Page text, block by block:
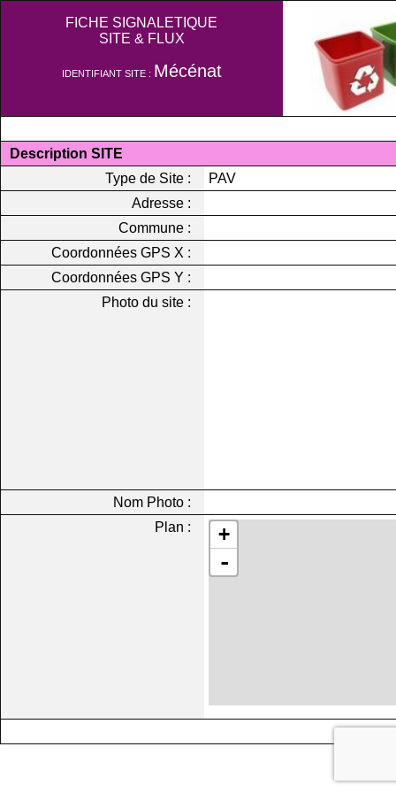
FICHE SIGNALETIQUE
SITE & FLUX
IDENTIFIANT SITE : Mécénat
Description SITE
Type de Site :
PAV
Adresse :
Commune :
Coordonnées GPS X :
Coordonnées GPS Y :
Photo du site :
Nom Photo :
Plan :
+
-